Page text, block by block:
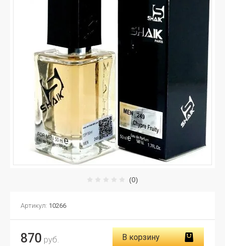
(0)
Артикул: 10266
870 руб. В корзину